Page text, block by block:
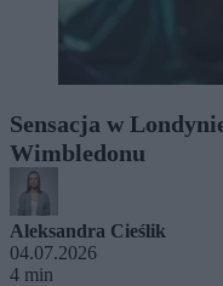
Sensacja w
Wimbledonu
Aleksandra Cieślik
04.07.2026
4 min